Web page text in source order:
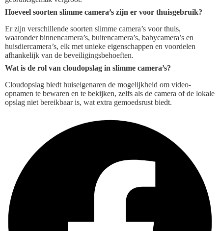
Hoeveel soorten slimme camera’s zijn er voor thuisgebruik?
Er zijn verschillende soorten slimme camera’s voor thuis,
waaronder binnencamera’s, buitencamera’s, babycamera’s en
huisdiercamera’s, elk met unieke eigenschappen en voordelen
afhankelijk van de beveiligingsbehoeften.
Wat is de rol van cloudopslag in slimme camera’s?
Cloudopslag biedt huiseigenaren de mogelijkheid om video-
opnamen te bewaren en te bekijken, zelfs als de camera of de lokale
opslag niet bereikbaar is, wat extra gemoedsrust biedt.